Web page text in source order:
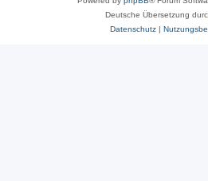
Deutsche Übersetzung
Datenschutz|